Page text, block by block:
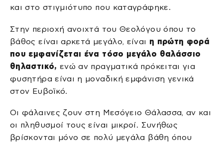
και στο στιγμιότυπο που καταγράφηκε.
Στην περιοχή ανοιχτά του Θεολόγου όπου το
βάθος είναι αρκετά μεγάλο, είναι η πρώτη φορά
που εμφανίζεται ένα τόσο μεγάλο θαλάσσιο
θηλαστικό, ενώ αν πραγματικά πρόκειται για
φυσητήρα είναι η μοναδική εμφάνιση γενικά
στον Ευβοϊκό.
Οι φάλαινες ζουν στη Μεσόγειο Θάλασσα, αν και
οι πληθυσμοί τους είναι μικροί. Συνήθως
βρίσκονται μόνο σε πολύ μεγάλα βάθη όπου